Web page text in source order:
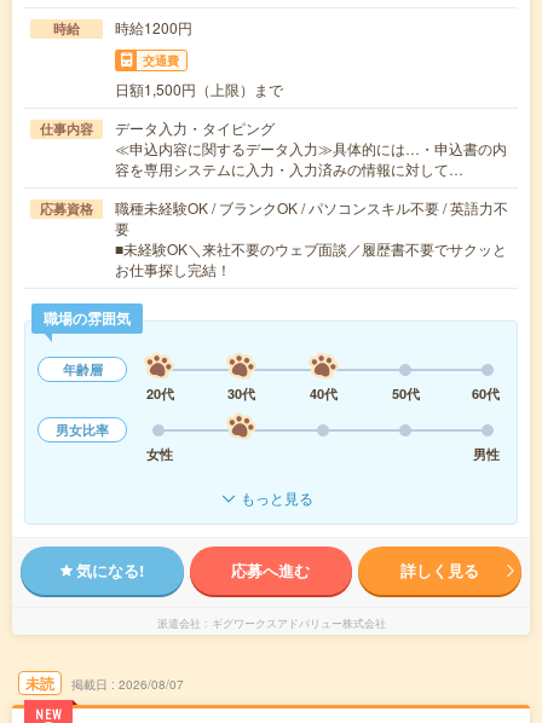
時給 時給1200円
交通費
日額1,500円（上限）まで
仕事内容
データ入力・タイピング
≪申込内容に関するデータ入力≫具体的には…・申込書の内
容を専用システムに入力・入力済みの情報に対して…
応募資格
職種未経験OK / ブランクOK / パソコンスキル不要 / 英語力不
要
■未経験OK＼来社不要のウェブ面談／履歴書不要でサクッと
お仕事探し完結！
職場の雰囲気
年齢層
20代
30代 40代 50代
60代
男女比率
女性
男性
もっと見る
気になる! 応募へ進む 詳しく見る
派遣会社 ギグワークスアドバリュー株式会社
未読
NEW
掲載日 2026/08/07